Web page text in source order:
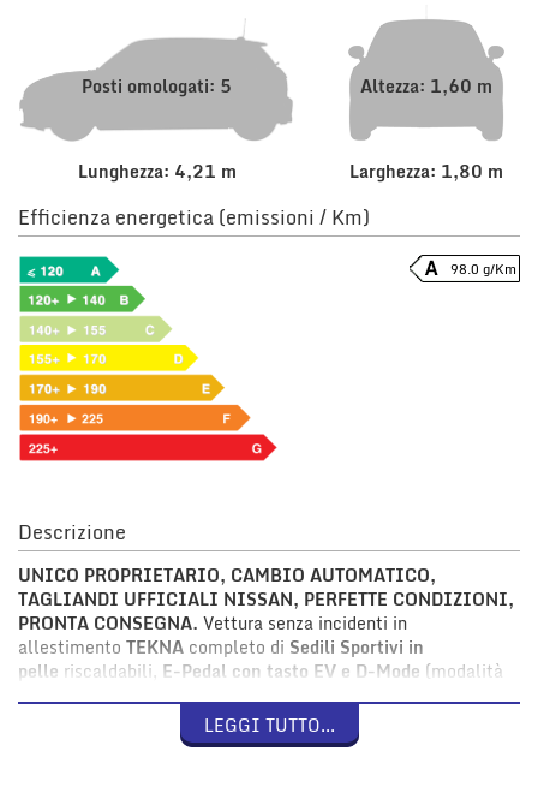
Posti omologati: 5
Lunghezza: 4,21 m
Altezza: 1,60 m
Larghezza: 1,80 m
Efficienza energetica (emissioni / Km)
98.0 g/Km
Descrizione
UNICO PROPRIETARIO, CAMBIO AUTOMATICO,
TAGLIANDI UFFICIALI NISSAN, PERFETTE CONDIZIONI,
PRONTA CONSEGNA. Vettura senza incidenti in
allestimento TEKNA completo di Sedili Sportivi in
pelle riscaldabili, E-Pedal con tasto EV e D-Mode (modalità
Telecamera 360°con sensori parcheggio
anteriori e posteriori (Around View monitor
LEGGI TUTTO...